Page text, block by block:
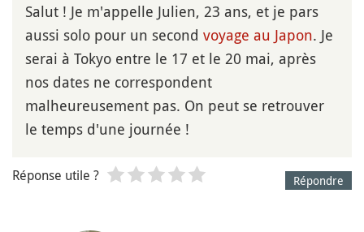
Salut ! Je m'appelle Julien, 23 ans, et je pars
aussi solo pour un second voyage au Japon. Je
serai à Tokyo entre le 17 et le 20 mai, après
nos dates ne correspondent
malheureusement pas. On peut se retrouver
le temps d'une journée !
Répondre
Réponse utile ?